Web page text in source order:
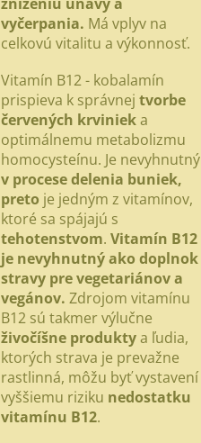
vyčerpania. Má vplyv na
celkovú vitalitu a výkonnosť.
Vitamín B12 - kobalamín
prispieva k správnej tvorbe
červených krvinieka
optimálnemu metabolizmu
homocysteínu. Je nevyhnutný
v procese delenia buniek,
preto je jedným z vitamínov,
ktoré sa spájajú s
tehotenstvom. Vitamín B12
je nevyhnutný ako doplnok
stravy pre vegetariánov a
vegánov. Zdrojom vitamínu
B12 sú takmer výlučne
živočíšne produktya ľudia,
ktorých strava je prevažne
rastlinná, môžu byť vystavení
vyššiemu riziku nedostatku
vitamínu B12.